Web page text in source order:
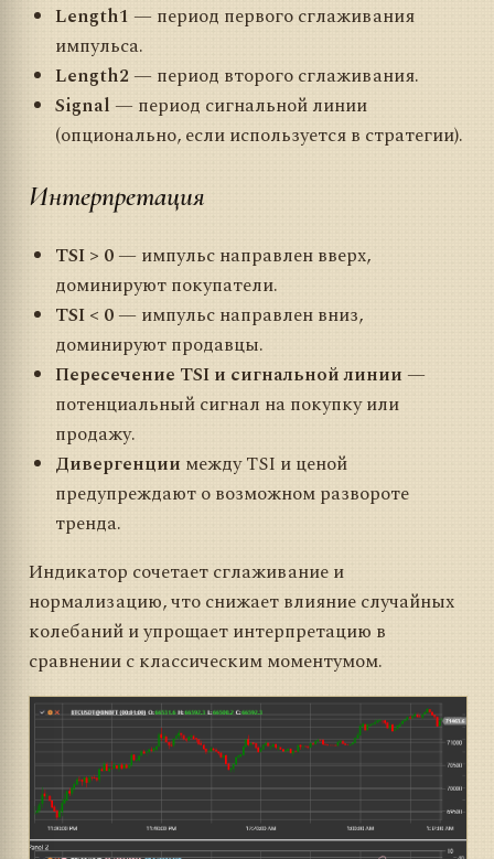
Length1 — период первого сглаживания
импульса.
Length2 — период второго сглаживания.
Signal — период сигнальной линии
(опционально, если используется в стратегии).
Интерпретация
TSI > 0— импульс направлен вверх,
доминируют покупатели.
TSI < 0— импульс направлен вниз,
доминируют продавцы.
Пересечение TSI и сигнальной линии—
потенциальный сигнал на покупку или
продажу.
Дивергенции между TSI и ценой
предупреждают о возможном развороте
тренда.
Индикатор сочетает сглаживание и
нормализацию, что снижает влияние случайных
колебаний и упрощает интерпретацию в
сравнении с классическим моментумом.